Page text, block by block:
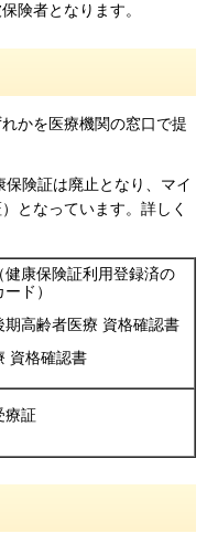
険者となります。
かを医療機関の窓口で提
険証は廃止となり、マイ
となっています。詳しく
健康保険証利用登録済の
ド）
期高齢者医療 資格確認書
資格確認書
療証